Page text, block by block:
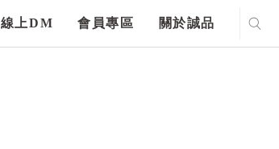
線上DM 會員專區 關於誠品